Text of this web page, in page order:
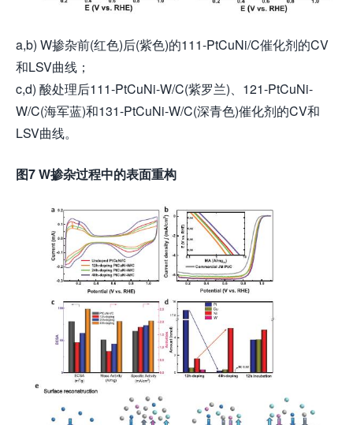
a,b) W掺杂前(红色)后(紫色)的111-PtCuNi/C催化剂的CV
和LSV曲线；
c,d) 酸处理后111-PtCuNi-W/C(紫罗兰)、121-PtCuNi-
W/C(海军蓝)和131-PtCuNi-W/C(深青色)催化剂的CV和
LSV曲线。
图7 W掺杂过程中的表面重构